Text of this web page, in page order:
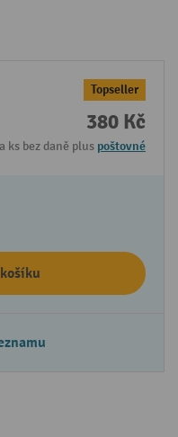
Topseller
380 Kč
ks bez daně plus poštovné